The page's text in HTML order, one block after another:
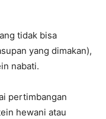
tidak bisa
yang dimakan),
nabati.
pertimbangan
hewani atau